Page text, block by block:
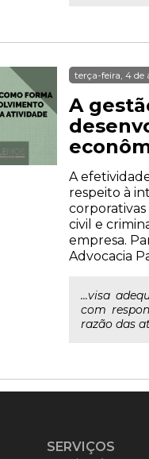
terça-feira, 4 de
A
A
respeito à
civil e
empresa.
Advocacia
...visa
com
razão das
SERVIÇOS